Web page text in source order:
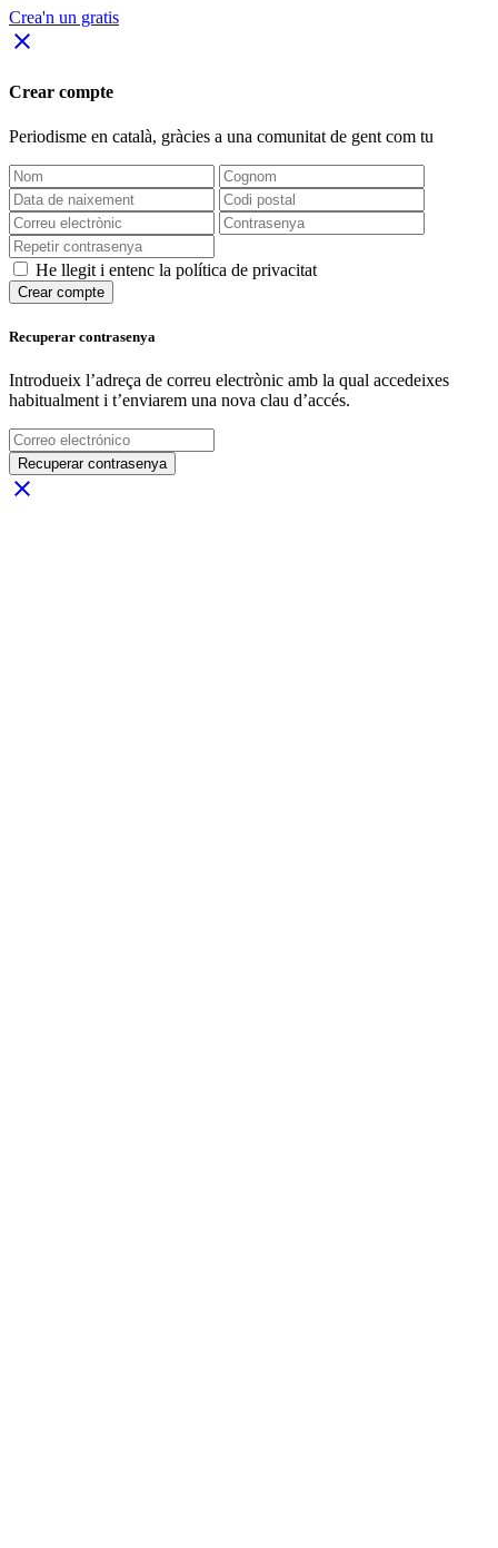
Crea'n un gratis
close
Crear compte
Periodisme en català, gràcies a una comunitat de gent com tu
He llegit i entenc la política de privacitat
Crear compte
Recuperar contrasenya
Introdueix l’adreça de correu electrònic amb la qual accedeixes
habitualment i t’enviarem una nova clau d’accés.
Recuperar contrasenya
close